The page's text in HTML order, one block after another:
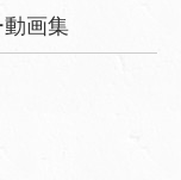
動画集